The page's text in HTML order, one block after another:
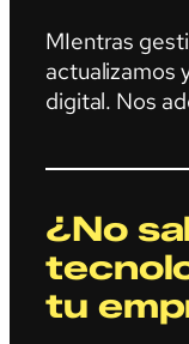
MIentras
actualizamos
digital. Nos
¿No
tu